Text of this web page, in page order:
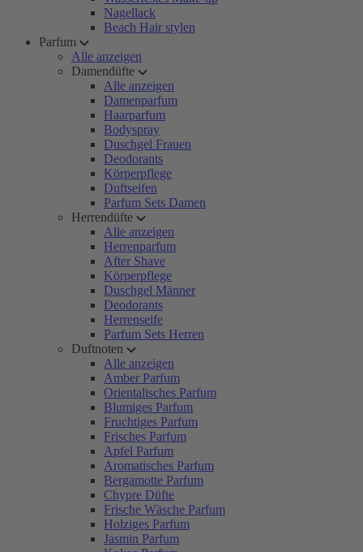
Nagellack
Beach Hair stylen
Parfum
Alle anzeigen
Damendüfte
Alle anzeigen
Damenparfum
Haarparfum
Bodyspray
Duschgel Frauen
Deodorants
Körperpflege
Duftseifen
Parfum Sets Damen
Herrendüfte
Alle anzeigen
Herrenparfum
After Shave
Körperpflege
Duschgel Männer
Deodorants
Herrenseife
Parfum Sets Herren
Duftnoten
Alle anzeigen
Amber Parfum
Orientalisches Parfum
Blumiges Parfum
Fruchtiges Parfum
Frisches Parfum
Apfel Parfum
Aromatisches Parfum
Bergamotte Parfum
Chypre Düfte
Frische Wäsche Parfum
Holziges Parfum
Jasmin Parfum